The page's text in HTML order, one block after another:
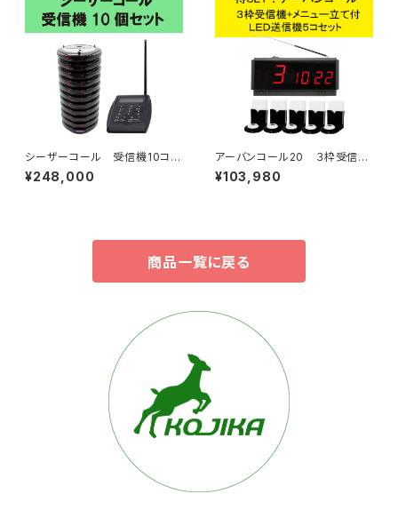
シーザーコール 受信機10コセ
ット
¥248,000
アーバンコール20 ３枠受信機
+メニュー立て付き送信ボタン５
コセット
¥103,980
商品一覧に戻る